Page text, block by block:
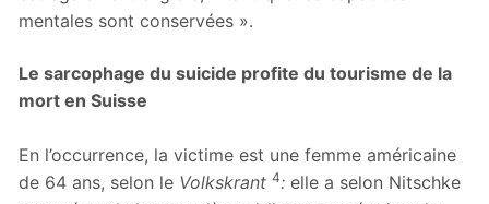
mentales sont conservées ».
Le sarcophage du suicide profite du tourisme de la
mort en Suisse
En l’occurrence, la victime est une femme américaine
de 64 ans, selon le Volkskrant 4: elle a selon Nitschke